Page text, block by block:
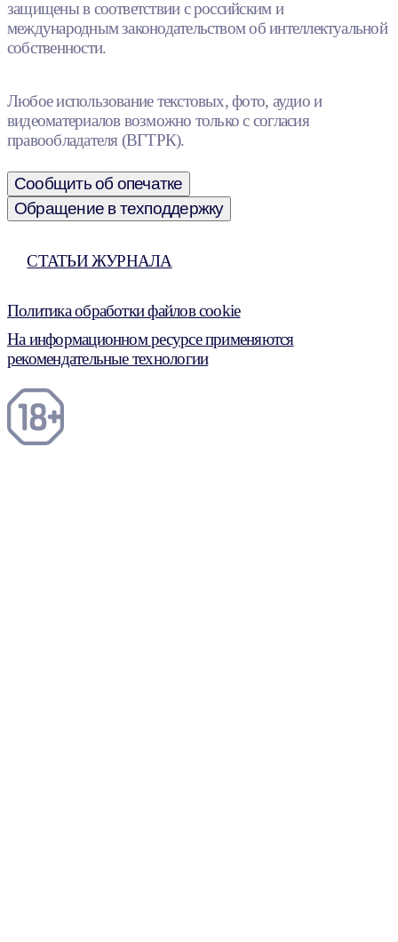
защищены в соответствии с российским и
международным законодательством об интеллектуальной
собственности.
Любое использование текстовых, фото, аудио и
видеоматериалов возможно только с согласия
правообладателя (ВГТРК).
Сообщить об опечатке
Обращение в техподдержку
СТАТЬИ ЖУРНАЛА
Политика обработки файлов cookie
На информационном ресурсе применяются
рекомендательные технологии